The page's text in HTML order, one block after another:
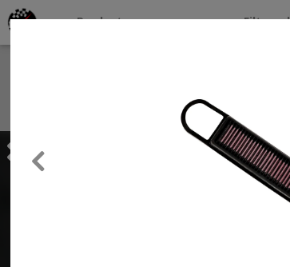
Clients
Productos por marcas Filtros